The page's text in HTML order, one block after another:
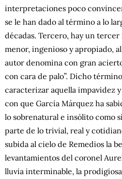
interpretaciones poco
se le han dado al término a lo
décadas. Tercero, hay un tercer
menor, ingenioso y apropiado,
autor denomina con gran
con cara de palo”. Dicho
caracterizar aquella impavidez
con que García Márquez ha
lo sobrenatural e insólito como
parte de lo trivial, real y
subida al cielo de Remedios la
levantamientos del coronel
lluvia interminable, la